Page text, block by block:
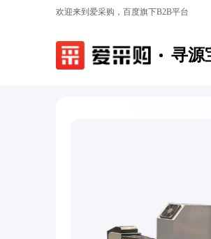
欢迎来到爱采购，百度旗下B2B平台
寻源